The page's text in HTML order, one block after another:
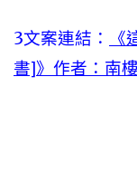
3文案連結：
書]》作者：南